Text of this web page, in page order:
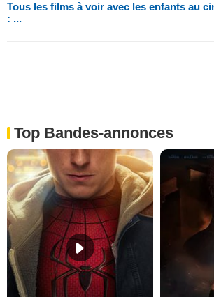
Tous les films à voir avec les enfants au
: ...
Top Bandes-annonces